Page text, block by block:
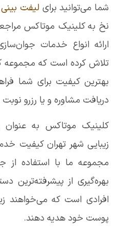
شما می‌توانید برایلیفت
نخ به کلینیک موتاکس
ارائه انواع خدمات
تلاش کرده است که مجموعه
بهترین کیفیت برای شما
دریافت مشاوره و یا رزرو
کلینیک موتاکس به عنوان
زیبایی شهر تهران کیفیت
مجموعه ما با استفاده از
بهره‌گیری از پیشرفته‌ترین
افرادی است که می‌خواهند
پوست خود هدیه دهند.